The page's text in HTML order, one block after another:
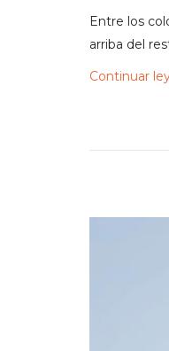
Entre los
arriba del
Continuar